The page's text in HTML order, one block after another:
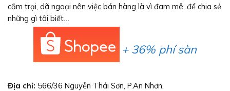
cắm trại, dã ngoại nên việc bán hàng là vì đam mê, để chia sẻ
những gì tôi biết…
+ 36% phí sàn
Địa chỉ: 566/36 Nguyễn Thái Sơn, P.An Nhơn,